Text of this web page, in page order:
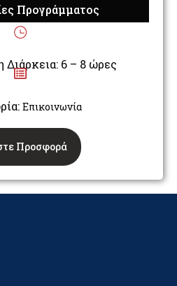
Προγράμματος
Διάρκεια: 6 – 8 ώρες
Επικοινωνία
Προσφορά